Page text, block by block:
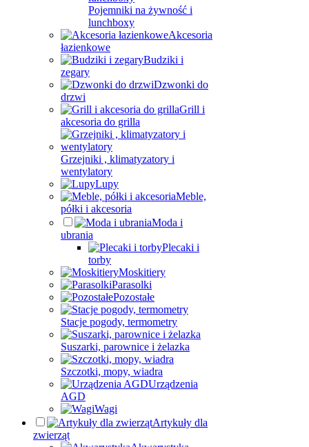
Pojemniki na żywność i
lunchboxy
Akcesoria
łazienkowe
Budziki i
zegary
Dzwonki do
drzwi
Grill i
akcesoria do grilla
Grzejniki , klimatyzatory i
wentylatory
Lupy
Meble,
półki i akcesoria
Moda i
ubrania
Plecaki i
torby
Moskitiery
Parasolki
Pozostałe
Stacje pogody, termometry
Suszarki, parownice i żelazka
Szczotki, mopy, wiadra
Urządzenia
AGD
Wagi
Artykuły dla
zwierząt